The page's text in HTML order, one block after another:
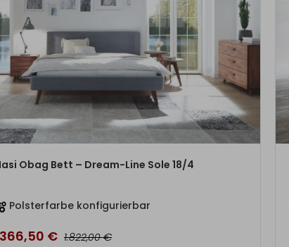
ZUM PRODUKT
Obag Bett – Dream-Line Sole 18/4
Polsterfarbe konfigurierbar
€ 1.822,00€